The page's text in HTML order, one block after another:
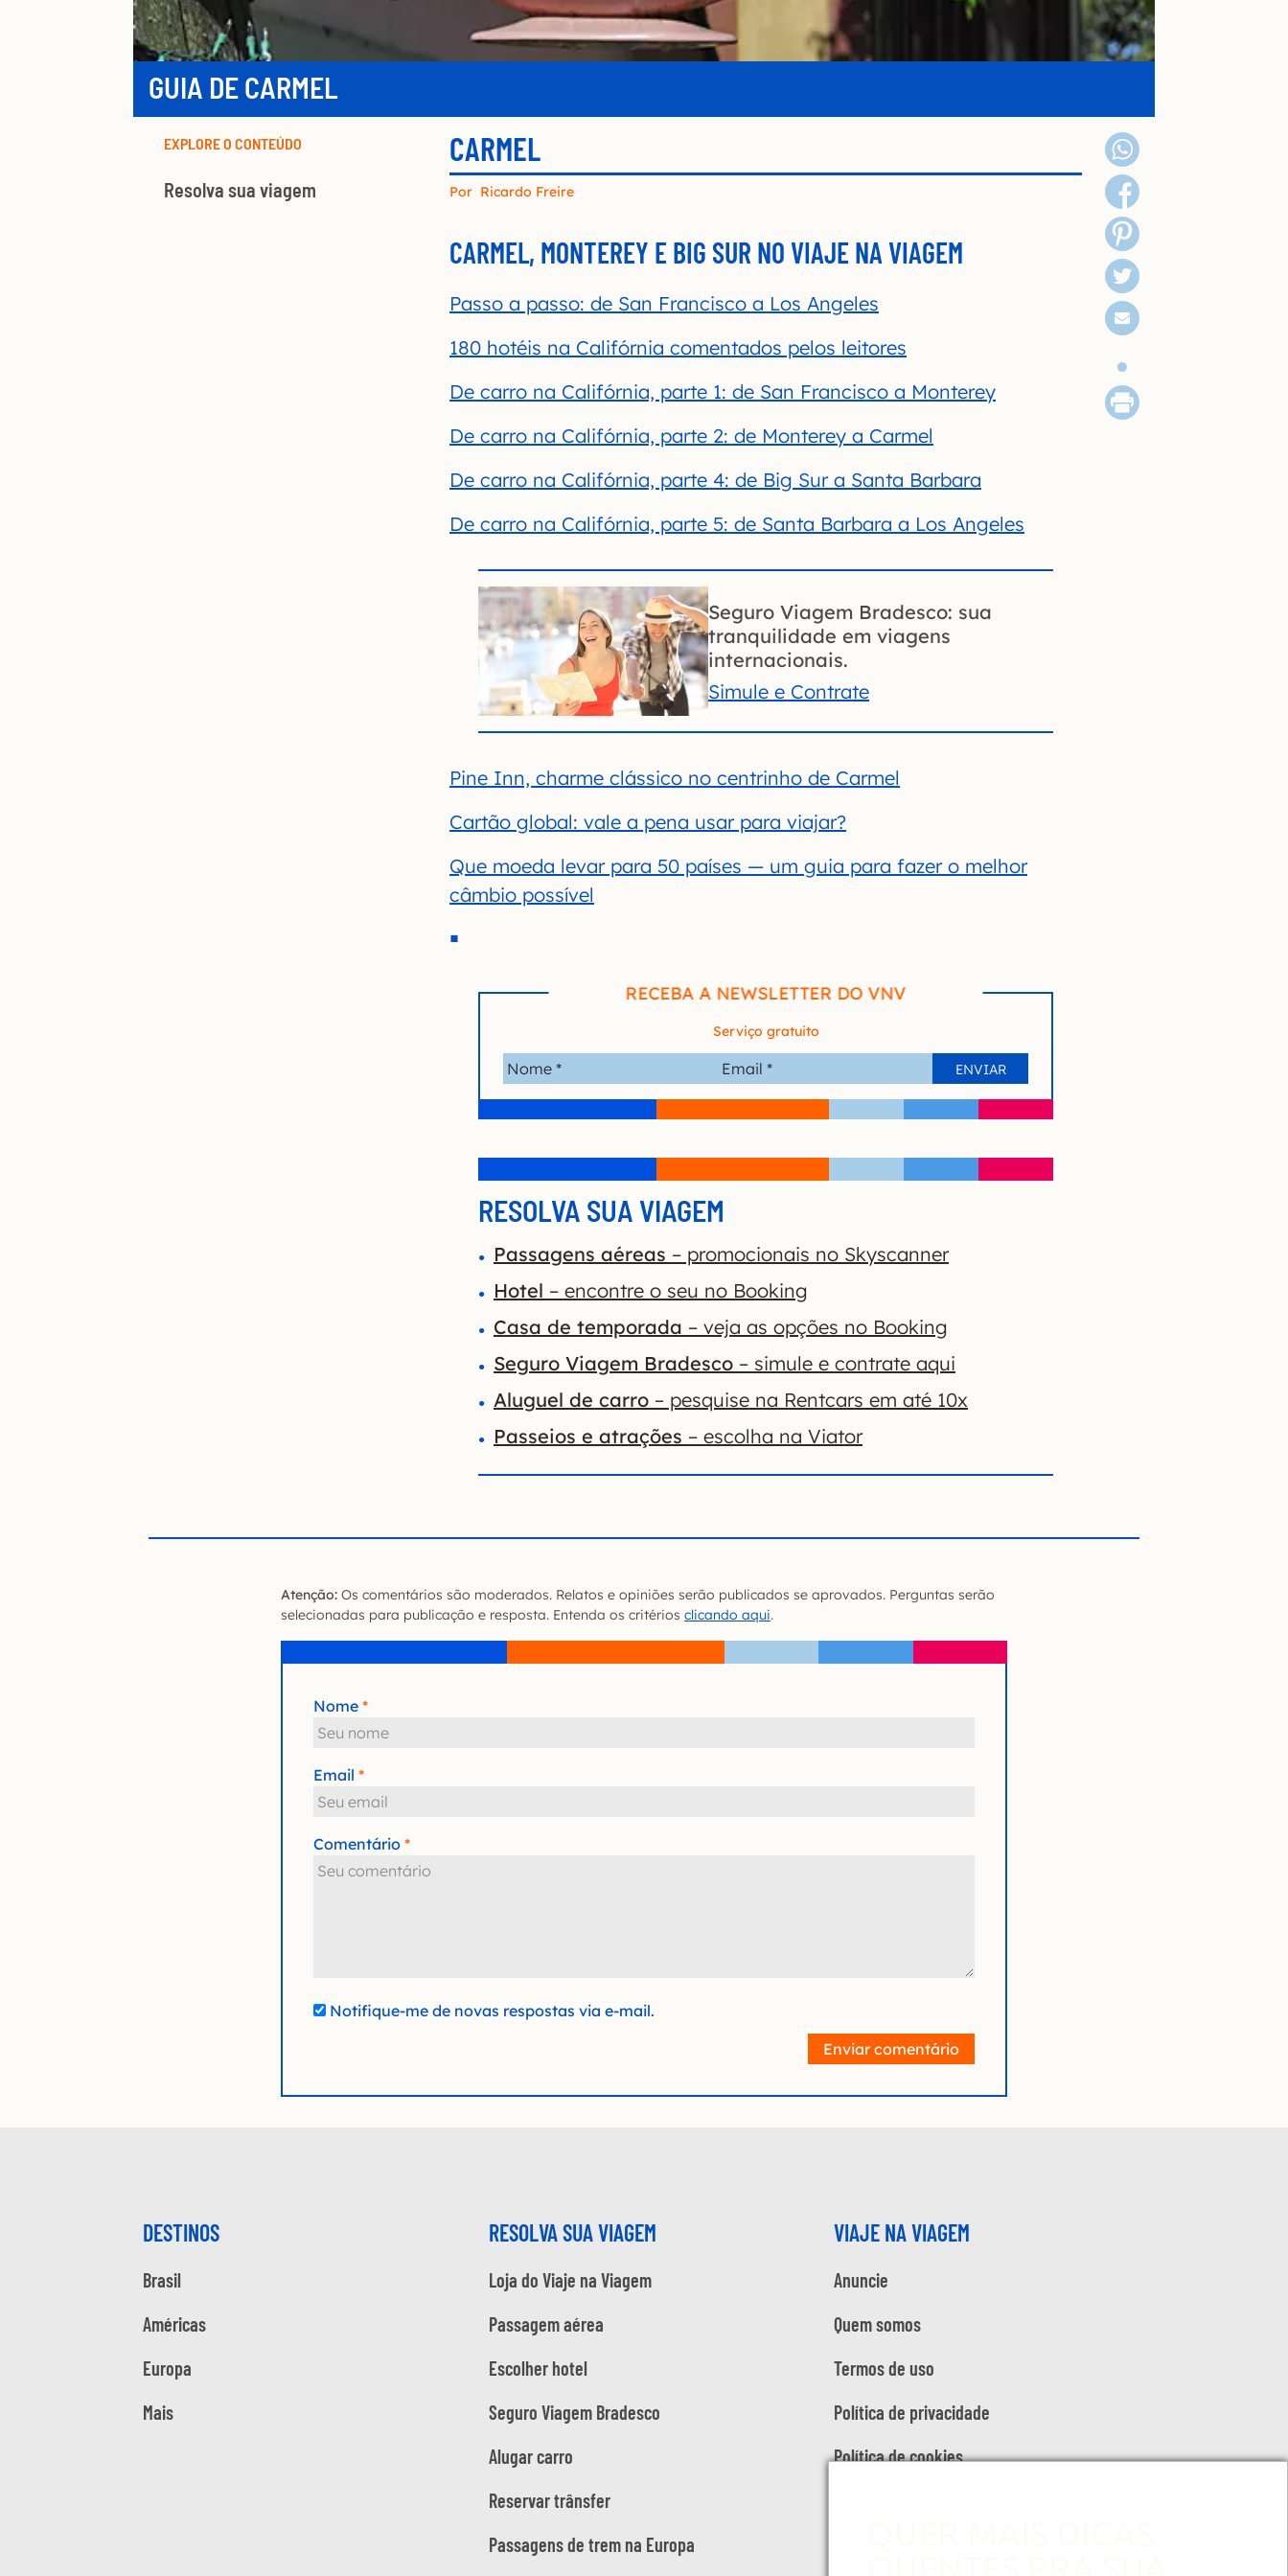
GUIA DE CARMEL
EXPLORE O CONTEÚDO
Resolva sua viagem
CARMEL
Por Ricardo Freire
CARMEL, MONTEREY E BIG SUR NO VIAJE NA VIAGEM
Passo a passo: de San Francisco a Los Angeles
180 hotéis na Califórnia comentados pelos leitores
De carro na Califórnia, parte 1: de San Francisco a Monterey
De carro na Califórnia, parte 2: de Monterey a Carmel
De carro na Califórnia, parte 4: de Big Sur a Santa Barbara
De carro na Califórnia, parte 5: de Santa Barbara a Los Angeles
Seguro Viagem Bradesco: sua
tranquilidade em viagens
internacionais.
Simule e Contrate
Pine Inn, charme clássico no centrinho de Carmel
Cartão global: vale a pena usar para viajar?
Que moeda levar para 50 países — um guia para fazer o melhor
câmbio possível
RECEBA A NEWSLETTER DO VNV
Serviço gratuito
RESOLVA SUA VIAGEM
Passagens aéreas – promocionais no Skyscanner
Hotel – encontre o seu no Booking
Casa de temporada – veja as opções no Booking
Seguro Viagem Bradesco – simule e contrate aqui
Aluguel de carro – pesquise na Rentcars em até 10x
Passeios e atrações – escolha na Viator
Atenção: Os comentários são moderados. Relatos e opiniões serão publicados se aprovados. Perguntas serão
selecionadas para publicação e resposta. Entenda os critérios clicando aqui.
Nome
Email
Comentário
Notifique-me de novas respostas via e-mail.
Enviar comentário
DESTINOS
Brasil
Américas
Europa
Mais
RESOLVA SUA VIAGEM
Loja do Viaje na Viagem
Passagem aérea
Escolher hotel
Seguro Viagem Bradesco
Alugar carro
Reservar trânsfer
Passagens de trem na Europa
VIAJE NA VIAGEM
Anuncie
Quem somos
Termos de uso
Política de privacidade
Política de cookies